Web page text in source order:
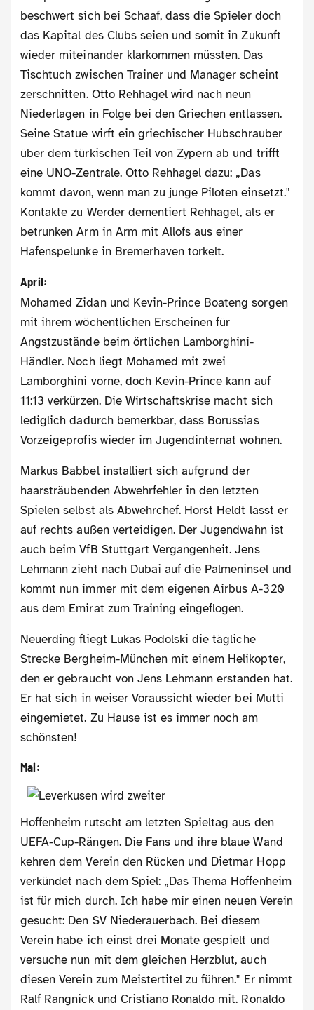
beschwert sich bei Schaaf, dass die Spieler doch
das Kapital des Clubs seien und somit in Zukunft
wieder miteinander klarkommen müssten. Das
Tischtuch zwischen Trainer und Manager scheint
zerschnitten. Otto Rehhagel wird nach neun
Niederlagen in Folge bei den Griechen entlassen.
Seine Statue wirft ein griechischer Hubschrauber
über dem türkischen Teil von Zypern ab und trifft
eine UNO-Zentrale. Otto Rehhagel dazu: „Das
kommt davon, wenn man zu junge Piloten einsetzt."
Kontakte zu Werder dementiert Rehhagel, als er
betrunken Arm in Arm mit Allofs aus einer
Hafenspelunke in Bremerhaven torkelt.
April:
Mohamed Zidan und Kevin-Prince Boateng sorgen
mit ihrem wöchentlichen Erscheinen für
Angstzustände beim örtlichen Lamborghini-
Händler. Noch liegt Mohamed mit zwei
Lamborghini vorne, doch Kevin-Prince kann auf
11:13 verkürzen. Die Wirtschaftskrise macht sich
lediglich dadurch bemerkbar, dass Borussias
Vorzeigeprofis wieder im Jugendinternat wohnen.
Markus Babbel installiert sich aufgrund der
haarsträubenden Abwehrfehler in den letzten
Spielen selbst als Abwehrchef. Horst Heldt lässt er
auf rechts außen verteidigen. Der Jugendwahn ist
auch beim VfB Stuttgart Vergangenheit. Jens
Lehmann zieht nach Dubai auf die Palmeninsel und
kommt nun immer mit dem eigenen Airbus A-320
aus dem Emirat zum Training eingeflogen.
Neuerding fliegt Lukas Podolski die tägliche
Strecke Bergheim-München mit einem Helikopter,
den er gebraucht von Jens Lehmann erstanden hat.
Er hat sich in weiser Voraussicht wieder bei Mutti
eingemietet. Zu Hause ist es immer noch am
schönsten!
Mai:
Hoffenheim rutscht am letzten Spieltag aus den
UEFA-Cup-Rängen. Die Fans und ihre blaue Wand
kehren dem Verein den Rücken und Dietmar Hopp
verkündet nach dem Spiel: „Das Thema Hoffenheim
ist für mich durch. Ich habe mir einen neuen Verein
gesucht: Den SV Niederauerbach. Bei diesem
Verein habe ich einst drei Monate gespielt und
versuche nun mit dem gleichen Herzblut, auch
diesen Verein zum Meistertitel zu führen." Er nimmt
Ralf Rangnick und Cristiano Ronaldo mit. Ronaldo